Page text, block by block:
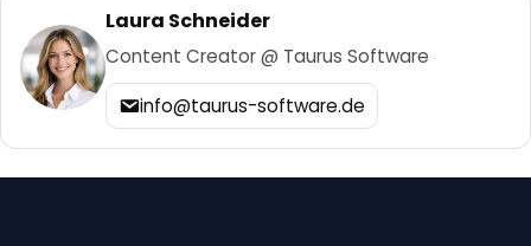
Laura Schneider
Content Creator @ Taurus Software
info@taurus-software.de